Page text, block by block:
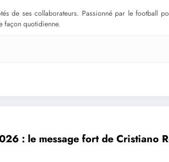
de ses collaborateurs. Passionné par le football
façon quotidienne.
: le message fort de Cristiano